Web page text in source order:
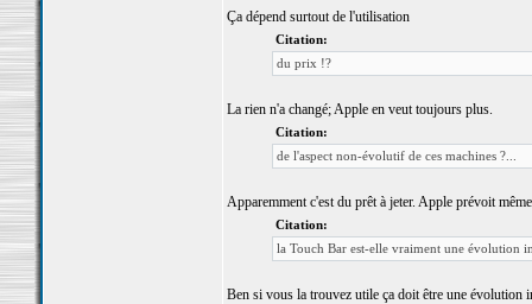
Ça dépend surtout de l'utilisation
Citation:
du prix !?
La rien n'a changé; Apple en veut toujours plus.
Citation:
de l'aspect non-évolutif de ces machines ?...
Apparemment c'est du prêt à jeter. Apple prévoit
Citation:
la Touch Bar est-elle vraiment une évolution
Ben si vous la trouvez utile ça doit être une évolution